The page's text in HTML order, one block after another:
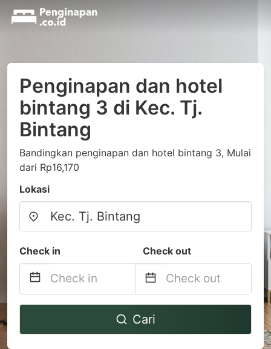
Penginapan dan hotel
bintang 3 di Kec. Tj.
Bintang
Bandingkan penginapan dan hotel bintang 3, Mulai
dari Rp16,170
Lokasi
Check in Check out
Navigate
to
Navigate
to
Cari